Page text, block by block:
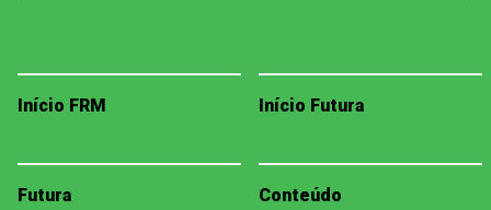
Início FRM Início Futura
Futura Conteúdo